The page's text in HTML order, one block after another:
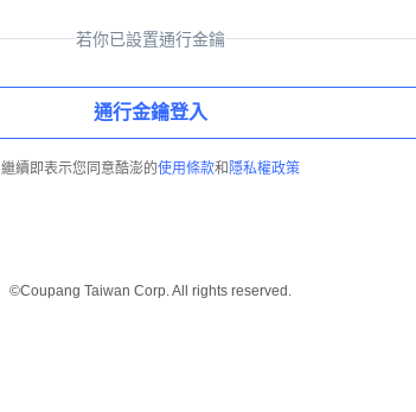
若你已設置通行金鑰
通行金鑰登入
繼續即表示您同意酷澎的使用條款和 隱私權政策
©Coupang Taiwan Corp. All rights reserved.